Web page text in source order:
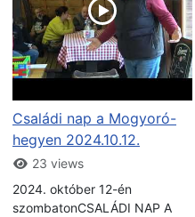
Családi nap a Mogyoró-
hegyen 2024.10.12.
23 views
2024. október 12-én
szombatonCSALÁDI NAP A